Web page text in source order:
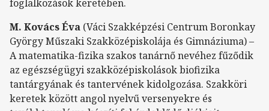
foglalkozások keretében.
M. Kovács Éva (Váci Szakképzési Centrum Boronkay
György Műszaki Szakközépiskolája és Gimnáziuma) –
A matematika-fizika szakos tanárnő nevéhez fűződik
az egészségügyi szakközépiskolások biofizika
tantárgyának és tantervének kidolgozása. Szakköri
keretek között angol nyelvű versenyekre és